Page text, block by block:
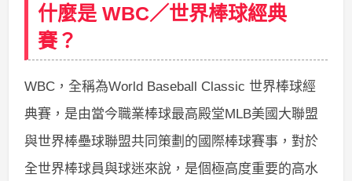
什麼是 WBC／世界棒球經典
賽？
WBC，全稱為World Baseball Classic 世界棒球經
典賽，是由當今職業棒球最高殿堂MLB美國大聯盟
與世界棒壘球聯盟共同策劃的國際棒球賽事，對於
全世界棒球員與球迷來說，是個極高度重要的高水